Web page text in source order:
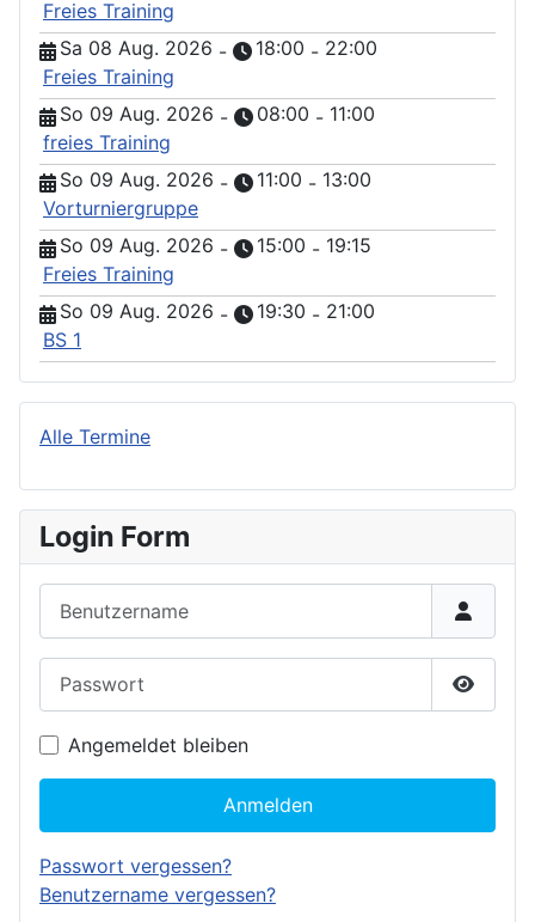
Freies Training
Sa 08 Aug. 2026 - 18:00 - 22:00
Freies Training
So 09 Aug. 2026 - 08:00 - 11:00
freies Training
So 09 Aug. 2026 - 11:00 - 13:00
Vorturniergruppe
So 09 Aug. 2026 - 15:00 - 19:15
Freies Training
So 09 Aug. 2026 - 19:30 - 21:00
BS 1
Alle Termine
Login Form
Angemeldet bleiben
Anmelden
Passwort vergessen?
Benutzername vergessen?